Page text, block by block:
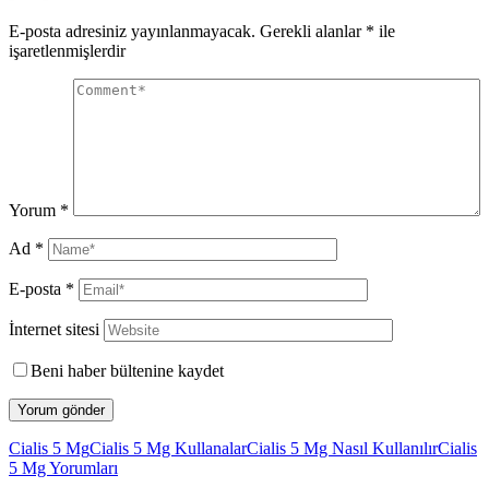
E-posta adresiniz yayınlanmayacak. Gerekli alanlar * ile
işaretlenmişlerdir
Yorum *
Ad *
E-posta *
İnternet sitesi
Beni haber bültenine kaydet
Cialis 5 MgCialis 5 Mg KullanalarCialis 5 Mg Nasıl KullanılırCialis
5 Mg Yorumları